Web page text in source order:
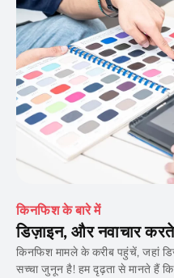
किनफिश के बारे में
डिज़ाइन, और नवाचार
किनफिश मामले के करीब पहुंचें, जहां
सच्चा जुनून है! हम दृढ़ता से मानते हैं